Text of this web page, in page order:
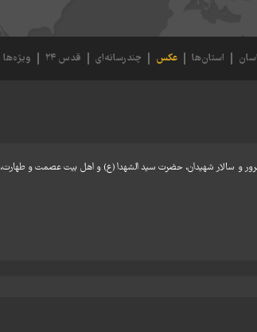
استان‌ها عکس چندرسانه‌ای قدس ۲۴ ویژه‌ها
سرور و سالار شهیدان، حضرت سید الشهدا (ع) و اهل بیت عصمت و طهارت،